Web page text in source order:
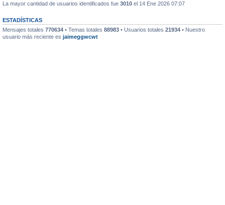
La mayor cantidad de usuarios identificados fue 3010 el 14 Ene 2026 07:07
ESTADÍSTICAS
Mensajes totales 770634 • Temas totales 88983 • Usuarios totales 21934 • Nuestro
usuario más reciente es jaimeggwcwt